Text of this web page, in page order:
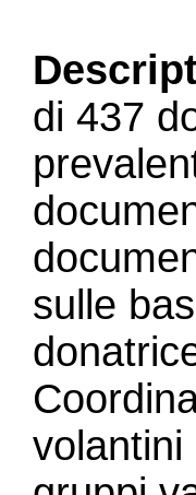
di 437
sulle
volantini